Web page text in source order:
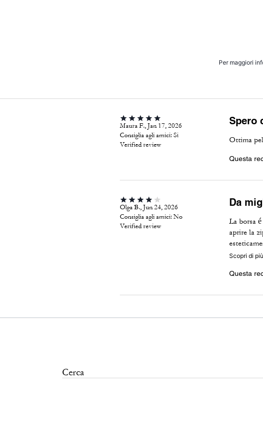
Per maggiori
Maura F., Jan 17, 2026
Consiglia agli amici: Si
Verified review
Spero
Ottima
Questa
Olga B., Jun 24, 2026
Consiglia agli amici: No
Verified review
Da
La borsa
aprire la
Scopri di più
Questa